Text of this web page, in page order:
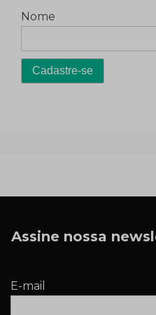
Nome
Assine nossa
E-mail